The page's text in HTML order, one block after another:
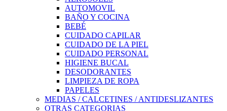
AUTOMOVIL
BAÑO Y COCINA
BEBÉ
CUIDADO CAPILAR
CUIDADO DE LA PIEL
CUIDADO PERSONAL
HIGIENE BUCAL
DESODORANTES
LIMPIEZA DE ROPA
PAPELES
MEDIAS / CALCETINES / ANTIDESLIZANTES
OTRAS CATEGORIAS